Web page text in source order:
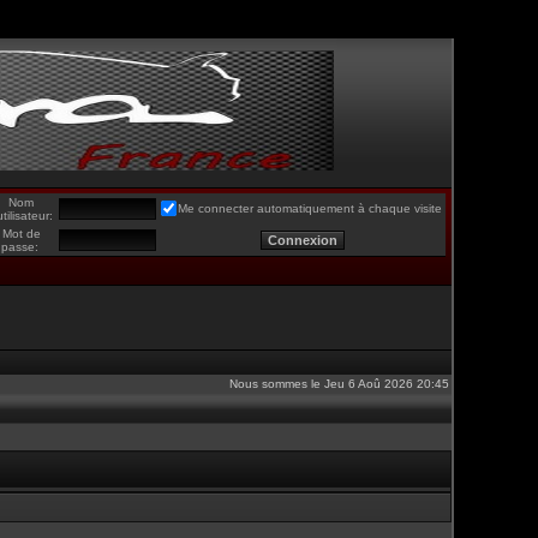
Nom
Me connecter automatiquement à chaque visite
Mot de
passe:
Nous sommes le Jeu 6 Aoû 2026 20:45